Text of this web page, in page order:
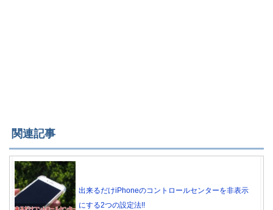
関連記事
出来るだけiPhoneのコントロールセンターを非表示
にする2つの設定法!!